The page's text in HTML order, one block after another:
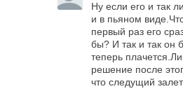
Ну если его и так
и в пьяном
первый раз его
бы? И так и так он
теперь
решение после
что следущий